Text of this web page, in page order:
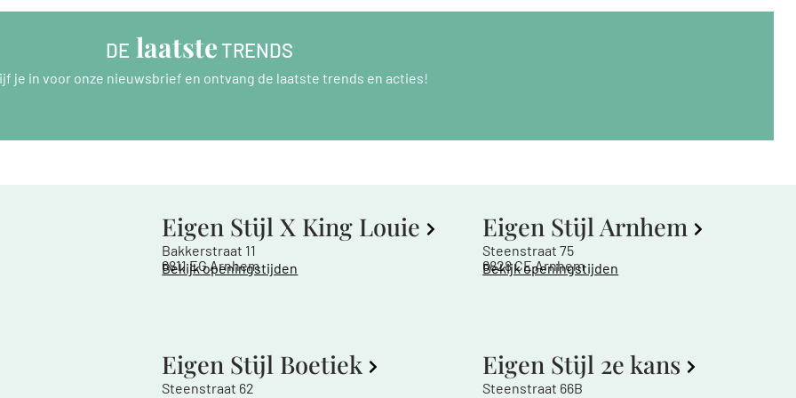
DE laatste TRENDS
je in voor onze nieuwsbrief en ontvang de laatste trends en acties!
Eigen Stijl X King Louie
Bakkerstraat 11
6811 EG Arnhem
Bekijk openingstijden
Eigen Stijl Arnhem
Steenstraat 75
6828 CE Arnhem
Bekijk openingstijden
Eigen Stijl Boetiek
Steenstraat 62
Eigen Stijl 2e kans
Steenstraat 66B